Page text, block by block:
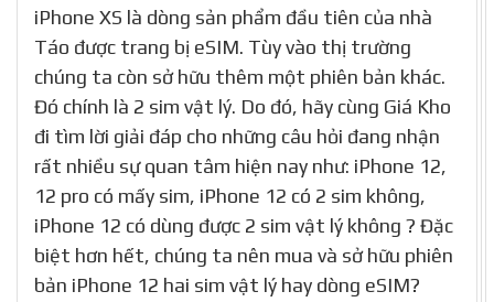
iPhone XS là dòng sản phẩm đầu tiên của nhà
Táo được trang bị eSIM. Tùy vào thị trường
chúng ta còn sở hữu thêm một phiên bản khác.
Đó chính là 2 sim vật lý. Do đó, hãy cùng Giá Kho
đi tìm lời giải đáp cho những câu hỏi đang nhận
rất nhiều sự quan tâm hiện nay như: iPhone 12,
12 pro có mấy sim, iPhone 12 có 2 sim không,
iPhone 12 có dùng được 2 sim vật lý không ? Đặc
biệt hơn hết, chúng ta nên mua và sở hữu phiên
bản iPhone 12 hai sim vật lý hay dòng eSIM?